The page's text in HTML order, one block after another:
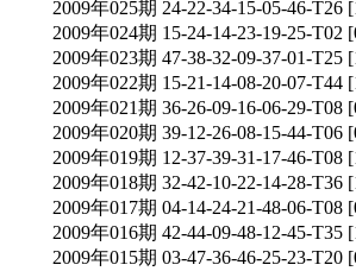
2009年025期 24-22-34-15-05-46-
2009年024期 15-24-14-23-19-25-
2009年023期 47-38-32-09-37-01-
2009年022期 15-21-14-08-20-07-
2009年021期 36-26-09-16-06-29-
2009年020期 39-12-26-08-15-44-
2009年019期 12-37-39-31-17-46-
2009年018期 32-42-10-22-14-28-
2009年017期 04-14-24-21-48-06-
2009年016期 42-44-09-48-12-45-
2009年015期 03-47-36-46-25-23-